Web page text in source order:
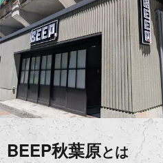
BEEP秋葉原とは